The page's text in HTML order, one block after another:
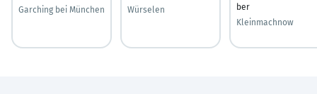
Garching bei München
Würselen
ber
Kleinmachnow